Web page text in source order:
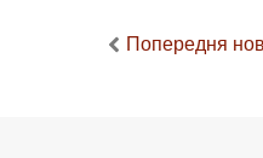
Попередня